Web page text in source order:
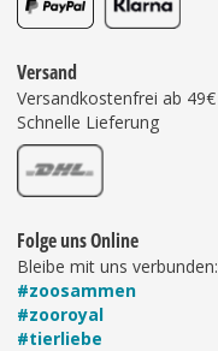
Versand
Versandkostenfrei ab 49€
Schnelle Lieferung
Folge uns Online
Bleibe mit uns verbunden:
#zoosammen
#zooroyal
#tierliebe